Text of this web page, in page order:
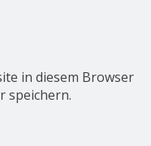
in diesem Browser
speichern.